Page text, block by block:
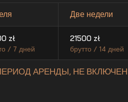
zł
/ 7 дней
Две недели
21500 zł
брутто / 14 дней
АРЕНДЫ, НЕ